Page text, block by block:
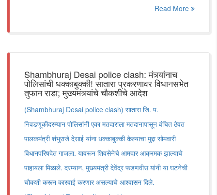
Read More
Shambhuraj Desai police clash: मंत्र्यांनाच
पोलिसांची धक्काबुक्की! सातारा प्रकरणावर विधानसभेत
तुफान राडा; मुख्यमंत्र्यांचे चौकशीचे आदेश
(Shambhuraj Desai police clash) सातारा जि. प.
निवडणूकीदरम्यान पोलिसांनी एका मतदाराला मतदानापासून वंचित ठेवत
पालकमंत्री शंभुराजे देसाई यांना धक्काबुक्की केल्याचा मुद्दा सोमवारी
विधानपरिषदेत गाजला. यावरून शिवसेनेचे आमदार आक्रमक झाल्याचे
पाहायला मिळाले. दरम्यान, मुख्यमंत्री देवेंद्र फडणवीस यांनी या घटनेची
चौकशी करून कारवाई करणार असल्याचे आश्वासन दिले.